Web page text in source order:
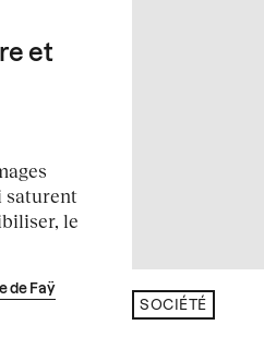
et
saturent
le
de Faÿ
SOCIÉTÉ